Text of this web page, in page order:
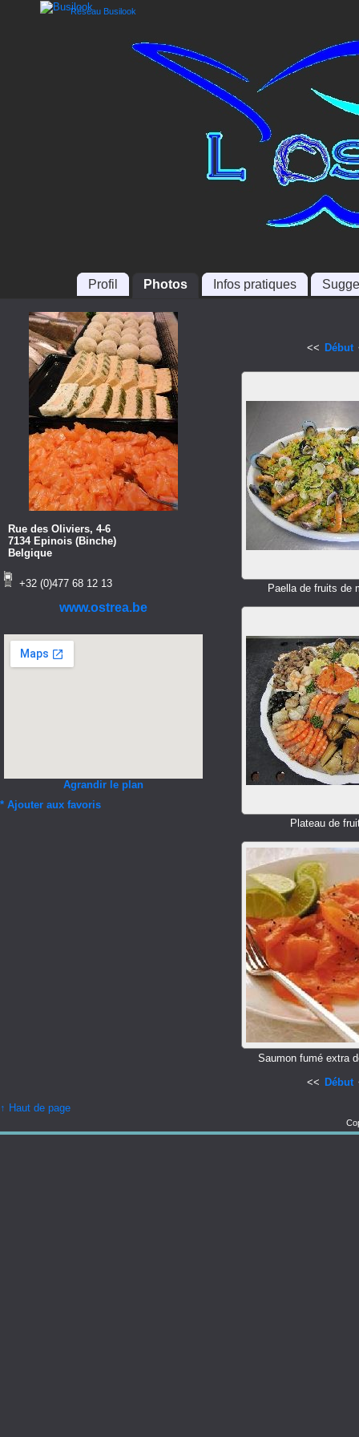
Réseau Busilook
Profil Photos Infos pratiques
Rue des Oliviers, 4-6
7134 Epinois (Binche)
Belgique
+32 (0)477 68 12 13
www.ostrea.be
Agrandir le plan
* Ajouter aux favoris
<< Début
Paella de fruits de
Plateau de
Saumon fumé extra
<< Début
↑ Haut de page